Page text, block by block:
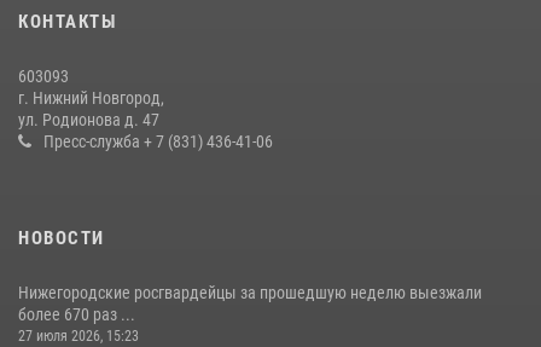
28 июля 2026, 15:39
более 600 раз по сигналу «тревога»
20 июля 2026, 12:26
КОНТАКТЫ
603093
г. Нижний Новгород,
ул. Родионова д. 47
Пресс-служба + 7 (831) 436-41-06
НОВОСТИ
Нижегородские росгвардейцы за прошедшую неделю выезжали
более 670 раз ...
27 июля 2026, 15:23